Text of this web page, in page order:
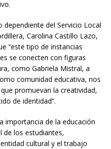
del Servicio Local
Carolina Castillo Lazo,
“este tipo de instancias
se conecten con figuras
como Gabriela Mistral, a
comunidad educativa, nos
promuevan la creatividad,
de identidad”.
importancia de la educación
de los estudiantes,
cultural y el trabajo